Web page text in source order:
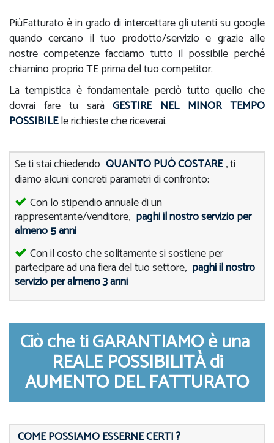
PiùFatturato è in grado di intercettare gli utenti su google
quando cercano il tuo prodotto/servizio e grazie alle
nostre competenze facciamo tutto il possibile perché
chiamino proprio TE prima del tuo competitor.
La tempistica è fondamentale perciò tutto quello che
dovrai fare tu saràGESTIRE NEL MINOR TEMPO
POSSIBILEle richieste che riceverai.
Se ti stai chiedendo QUANTO PUÒ COSTARE , ti
diamo alcuni concreti parametri di confronto:
Con lo stipendio annuale di un
rappresentante/venditore, paghi il nostro servizio per
almeno 5 anni
Con il costo che solitamente si sostiene per
partecipare ad una fiera del tuo settore, paghi il nostro
servizio per almeno 3 anni
Ciò che ti GARANTIAMO è una
REALE POSSIBILITÀ di
AUMENTO DEL FATTURATO
COME POSSIAMO ESSERNE CERTI ?